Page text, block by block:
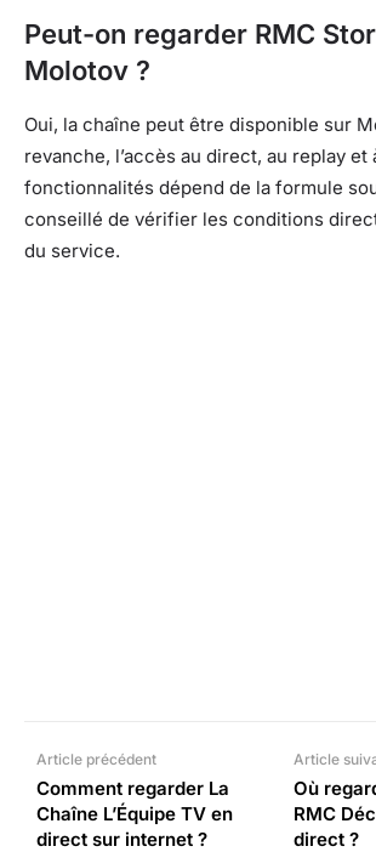
Peut-on regarder RMC
Molotov ?
Oui, la chaîne peut être disponible sur
revanche, l’accès au direct, au replay et
fonctionnalités dépend de la formule
conseillé de vérifier les conditions
du service.
Article précédent
Comment regarder La
Chaîne L’Équipe TV en
direct sur internet ?
Article
Où
RMC
direct ?